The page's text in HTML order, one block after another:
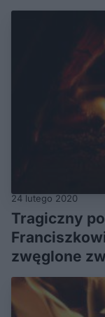
24 lutego 2020
Tragiczny
zwęglone